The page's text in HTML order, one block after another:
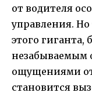
от водителя
управления.
этого гиганта,
незабываемым
ощущениями
становится